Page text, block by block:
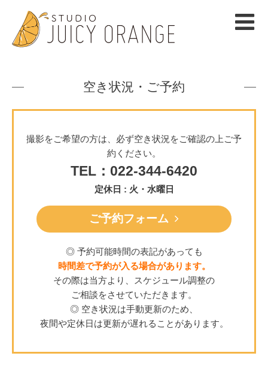
空き状況・ご予約
撮影をご希望の方は、必ず空き状況をご確認の上ご予
約ください。
TEL：022-344-6420
定休日 : 火・水曜日
ご予約フォーム
◎ 予約可能時間の表記があっても
時間差で予約が入る場合があります。
その際は当方より、スケジュール調整の
ご相談をさせていただきます。
◎ 空き状況は手動更新のため、
夜間や定休日は更新が遅れることがあります。